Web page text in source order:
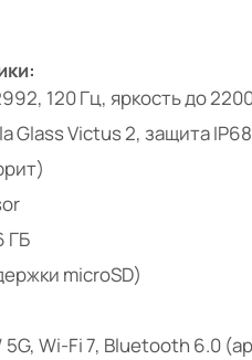
120 Гц, яркость до
Glass Victus 2, защита IP68
ГБ
microSD)
5G, Wi-Fi 7, Bluetooth 6.0